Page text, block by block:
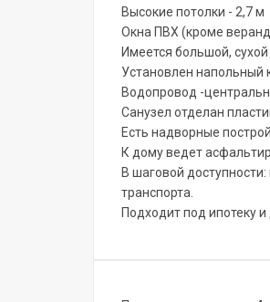
Высокие потолки - 2,7 м
Окна ПВХ (кроме
Имеется большой, сухой
Установлен напольный
Водопровод -
Санузел отделан
Есть надворные
К дому ведет
В шаговой
транспорта.
Подходит под ипотеку